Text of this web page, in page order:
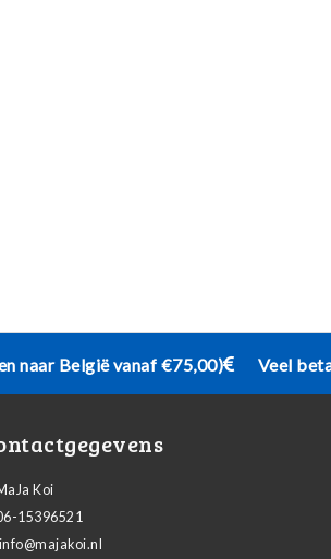
naar België vanaf €75,00) Veel
Koi
15396521
info@majakoi.nl